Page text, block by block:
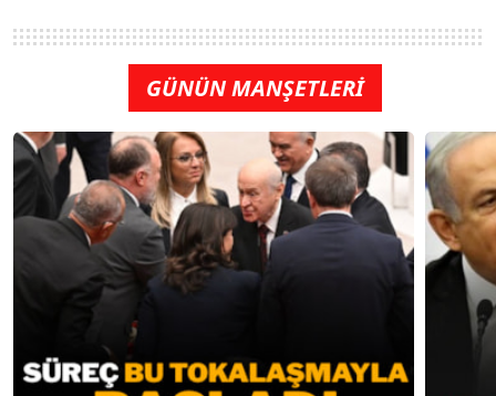
GÜNÜN MANŞETLERİ